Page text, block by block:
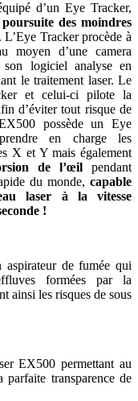
d’un Eye Tracker,
des moindres
Tracker procède à
moyen d’une camera
son logiciel analyse en
le traitement laser. Le
et celui-ci pilote la
d’éviter tout risque de
possède un Eye
en charge les
X et Y mais également
de l’œil pendant
du monde, capable
laser à la vitesse
!
aspirateur de fumée qui
formées par la
ainsi les risques de sous
EX500 permettant au
transparence de